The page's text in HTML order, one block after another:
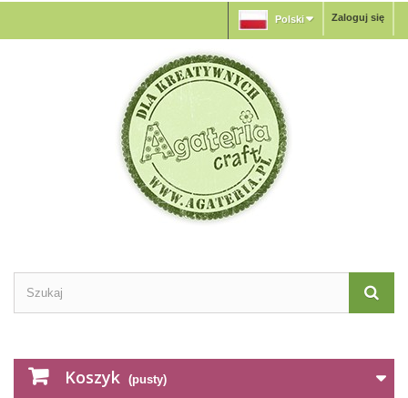
Zaloguj się
Polski
Koszyk (pusty)